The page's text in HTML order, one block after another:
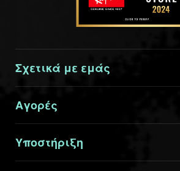
Σχετικά με εμάς
Αγορές
Υποστήριξη